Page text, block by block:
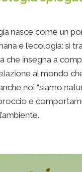
nasce come un
e l’ecologia: si
che insegna a
al mondo
noi “siamo
e